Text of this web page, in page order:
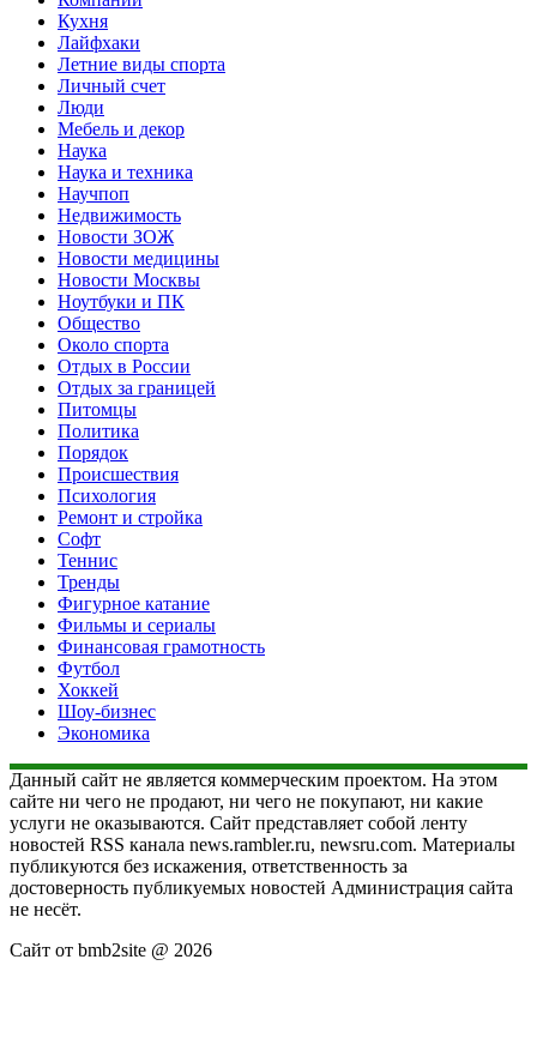
Кухня
Лайфхаки
Летние виды спорта
Личный счет
Люди
Мебель и декор
Наука
Наука и техника
Научпоп
Недвижимость
Новости ЗОЖ
Новости медицины
Новости Москвы
Ноутбуки и ПК
Общество
Около спорта
Отдых в России
Отдых за границей
Питомцы
Политика
Порядок
Происшествия
Психология
Ремонт и стройка
Софт
Теннис
Тренды
Фигурное катание
Фильмы и сериалы
Финансовая грамотность
Футбол
Хоккей
Шоу-бизнес
Экономика
Данный сайт не является коммерческим проектом. На этом
сайте ни чего не продают, ни чего не покупают, ни какие
услуги не оказываются. Сайт представляет собой ленту
новостей RSS канала news.rambler.ru, newsru.com. Материалы
публикуются без искажения, ответственность за
достоверность публикуемых новостей Администрация сайта
не несёт.
Сайт от bmb2site @ 2026